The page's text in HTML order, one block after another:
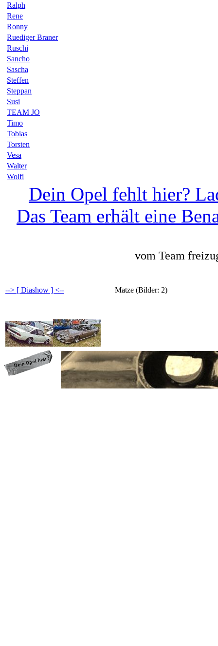
Ralph
Rene
Ronny
Ruediger Braner
Ruschi
Sancho
Sascha
Steffen
Steppan
Susi
TEAM JO
Timo
Tobias
Torsten
Vesa
Walter
Wolfi
Dein Opel fehlt hier?
Das Team erhält eine
vom Team
Matze (Bilder: 2)
--> [ Diashow ] <--